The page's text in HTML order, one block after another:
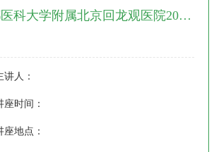
科大学附属北京回龙观医院2026
讲人：
座时间：
座地点：